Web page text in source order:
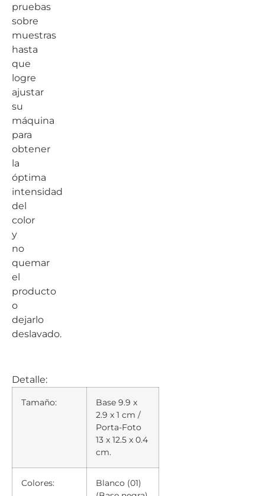
pruebas
sobre
muestras
hasta
que
logre
ajustar
su
máquina
para
obtener
la
óptima
intensidad
del
color
y
no
quemar
el
producto
o
dejarlo
deslavado.
Detalle:
Tamaño:
Base 9.9 x
2.9 x 1 cm /
Porta-Foto
13 x 12.5 x 0.4
cm.
Colores:
Blanco (01)